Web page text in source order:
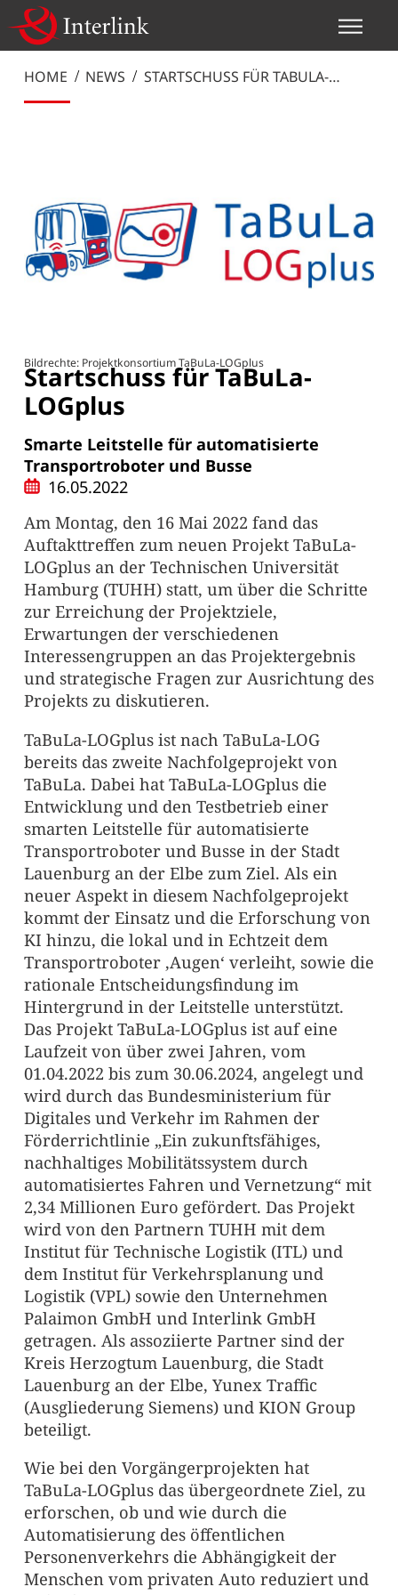
HOME NEWS
STARTSCHUSS FÜR TABULA-
Bildrechte: Projektkonsortium TaBuLa-LOGplus
Startschuss für TaBuLa-
LOGplus
Smarte Leitstelle für automatisierte
Transportroboter und Busse
16.05.2022
Am Montag, den 16 Mai 2022 fand das
Auftakttreffen zum neuen Projekt TaBuLa-
LOGplus an der Technischen Universität
Hamburg (TUHH) statt, um über die Schritte
zur Erreichung der Projektziele,
Erwartungen der verschiedenen
Interessengruppen an das Projektergebnis
und strategische Fragen zur Ausrichtung des
Projekts zu diskutieren.
TaBuLa-LOGplus ist nach TaBuLa-LOG
bereits das zweite Nachfolgeprojekt von
TaBuLa. Dabei hat TaBuLa-LOGplus die
Entwicklung und den Testbetrieb einer
smarten Leitstelle für automatisierte
Transportroboter und Busse in der Stadt
Lauenburg an der Elbe zum Ziel. Als ein
neuer Aspekt in diesem Nachfolgeprojekt
kommt der Einsatz und die Erforschung von
KI hinzu, die lokal und in Echtzeit dem
Transportroboter ‚Augen‘ verleiht, sowie die
rationale Entscheidungsfindung im
Hintergrund in der Leitstelle unterstützt.
Das Projekt TaBuLa-LOGplus ist auf eine
Laufzeit von über zwei Jahren, vom
01.04.2022 bis zum 30.06.2024, angelegt und
wird durch das Bundesministerium für
Digitales und Verkehr im Rahmen der
Förderrichtlinie „Ein zukunftsfähiges,
nachhaltiges Mobilitätssystem durch
automatisiertes Fahren und Vernetzung“ mit
2,34 Millionen Euro gefördert. Das Projekt
wird von den Partnern TUHH mit dem
Institut für Technische Logistik (ITL) und
dem Institut für Verkehrsplanung und
Logistik (VPL) sowie den Unternehmen
Palaimon GmbH und Interlink GmbH
getragen. Als assoziierte Partner sind der
Kreis Herzogtum Lauenburg, die Stadt
Lauenburg an der Elbe, Yunex Traffic
(Ausgliederung Siemens) und KION Group
beteiligt.
Wie bei den Vorgängerprojekten hat
TaBuLa-LOGplus das übergeordnete Ziel, zu
erforschen, ob und wie durch die
Automatisierung des öffentlichen
Personenverkehrs die Abhängigkeit der
Menschen vom privaten Auto reduziert und